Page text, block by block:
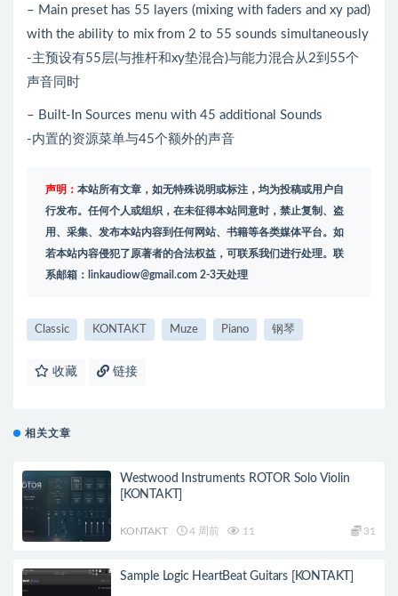
– Main preset has 55 layers (mixing with faders and xy pad)
with the ability to mix from 2 to 55 sounds simultaneously
-主预设有55层(与推杆和xy垫混合)与能力混合从2到55个
声音同时
– Built-In Sources menu with 45 additional Sounds
-内置的资源菜单与45个额外的声音
声明： 本站所有文章，如无特殊说明或标注，均为投稿或用户自
行发布。任何个人或组织，在未征得本站同意时，禁止复制、盗
用、采集、发布本站内容到任何网站、书籍等各类媒体平台。如
若本站内容侵犯了原著者的合法权益，可联系我们进行处理。联
系邮箱： linkaudiow@gmail.com 2-3天处理
Classic KONTAKT Muze Piano 钢琴
收藏 链接
相关文章
Westwood Instruments ROTOR Solo Violin
[KONTAKT]
KONTAKT 4 周前 11 31
Sample Logic HeartBeat Guitars [KONTAKT]